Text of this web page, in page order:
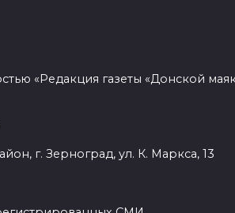
«Редакция газеты «Донской
г. Зерноград, ул. К. Маркса, 13